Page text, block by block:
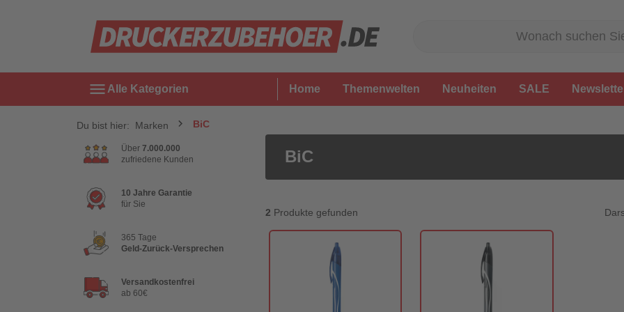
menu Alle Kategorien Home Themenwelten Neuheiten SALE
Du bist hier: Marken BiC
BiC
Über 7.000.000
zufriedene Kunden
10 Jahre Garantie
für Sie
365 Tage
Geld-Zurück-Versprechen
Versandkostenfrei
ab 60€
2 Produkte gefunden